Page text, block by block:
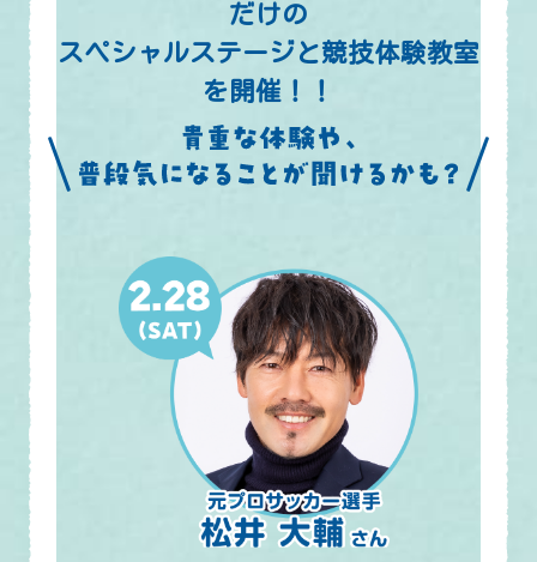
だけの
スペシャルステージと競技体験教室
を開催！！